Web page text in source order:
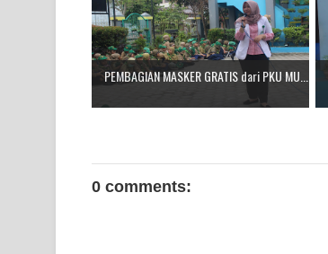
PEMBAGIAN MASKER GRATIS dari PKU MU...
0 comments: